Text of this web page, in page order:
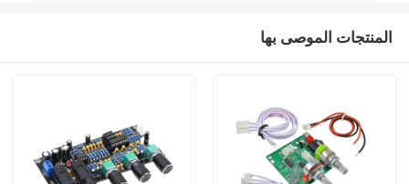
المنتجات الموصى بها